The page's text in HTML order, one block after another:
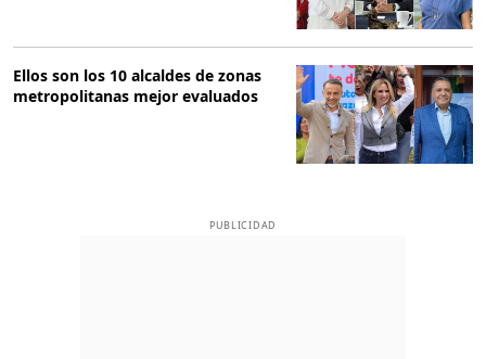
Ellos son los 10 alcaldes de zonas
metropolitanas mejor evaluados
PUBLICIDAD